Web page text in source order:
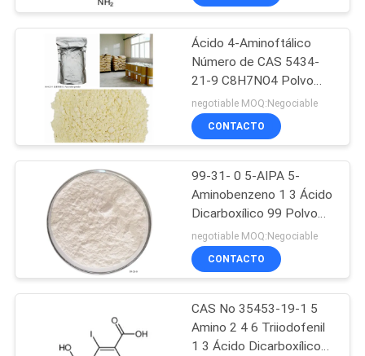
3 Nitroftalimida
Aminoftalimida
Ácido 4-Aminoftálico
Número de CAS 5434-
21-9 C8H7NO4 Polvo
amarillo pálido 98.5
negotiable MOQ:Negociable
CONTACTO
99-31- 0 5-AIPA 5-
Aminobenzeno 1 3 Ácido
Dicarboxílico 99 Polvo
blanco a amarillo pálido
negotiable MOQ:Negociable
CONTACTO
CAS No 35453-19-1 5
Amino 2 4 6 Triiodofenil
1 3 Ácido Dicarboxílico